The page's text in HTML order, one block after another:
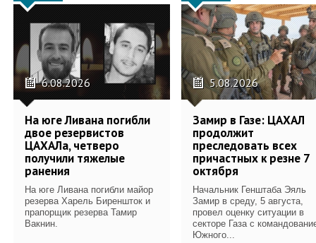
6.08.2026
На юге Ливана погибли
двое резервистов
ЦАХАЛа, четверо
получили тяжелые
ранения
На юге Ливана погибли майор
резерва Харель Биреншток и
прапорщик резерва Тамир
Вакнин.
5.08.2026
Замир в Газе: ЦАХАЛ
продолжит
преследовать всех
причастных к резне 7
октября
Начальник Генштаба Эяль
Замир в среду, 5 августа,
провел оценку ситуации в
секторе Газа с
Южного...